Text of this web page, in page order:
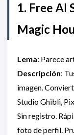
1. Free AI
Magic
Lema: Parece
Descripción:
imagen.
Studio Ghibli,
Sin registro.
foto de perfil.